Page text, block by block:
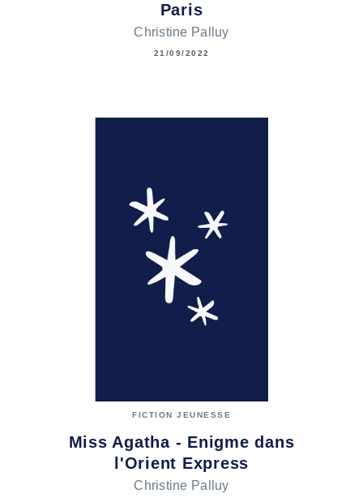
Paris
Christine Palluy
21/09/2022
FICTION JEUNESSE
Miss Agatha - Enigme dans
l'Orient Express
Christine Palluy